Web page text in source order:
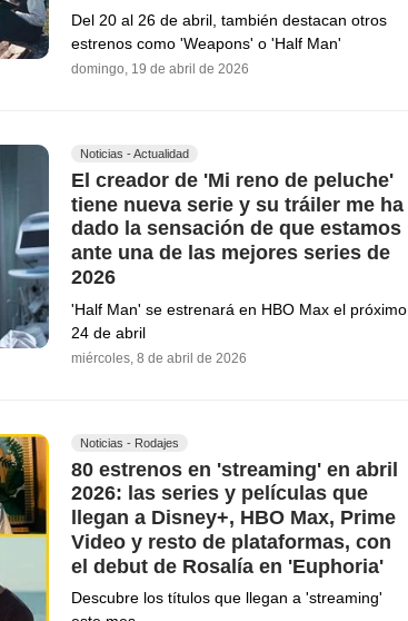
Del 20 al 26 de abril, también destacan otros
estrenos como 'Weapons' o 'Half Man'
domingo, 19 de abril de 2026
Noticias - Actualidad
El creador de 'Mi reno de peluche'
tiene nueva serie y su tráiler me ha
dado la sensación de que estamos
ante una de las mejores series de
2026
'Half Man' se estrenará en HBO Max el próximo
24 de abril
miércoles, 8 de abril de 2026
Noticias - Rodajes
80 estrenos en 'streaming' en abril
2026: las series y películas que
llegan a Disney+, HBO Max, Prime
Video y resto de plataformas, con
el debut de Rosalía en 'Euphoria'
Descubre los títulos que llegan a 'streaming'